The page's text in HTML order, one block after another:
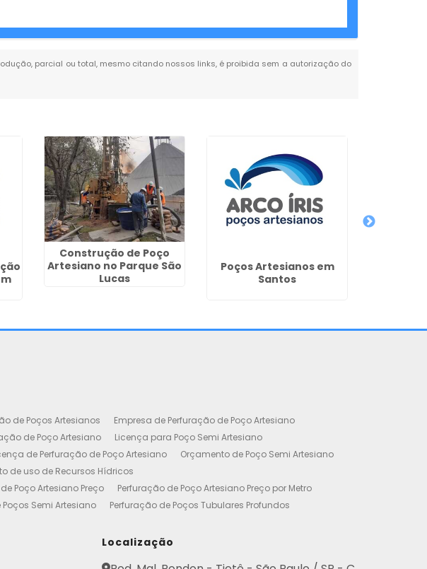
parcial ou total, mesmo citando nossos links, é proibida sem a autorização do
Construção de Poço
Artesiano no Parque São
Lucas
Poços Artesianos em
Santos
de Poços Artesianos
Empresa de Perfuração de Poço Artesiano
de Poço Artesiano
Licença para Poço Semi Artesiano
de Perfuração de Poço Artesiano
Orçamento de Poço Semi Artesiano
de uso de Recursos Hídricos
Poço Artesiano Preço
Perfuração de Poço Artesiano Preço por Metro
Semi Artesiano
Perfuração de Poços Tubulares Profundos
Quanto Custa o Metro de Perfuração de Poço Artesiano
Localização